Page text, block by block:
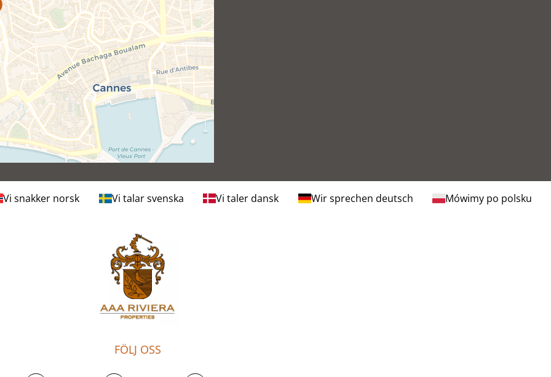
Vi snakker norsk Vi talar svenska Vi taler dansk Wir sprechen deutsch Mówimy po polsku
FÖLJ OSS